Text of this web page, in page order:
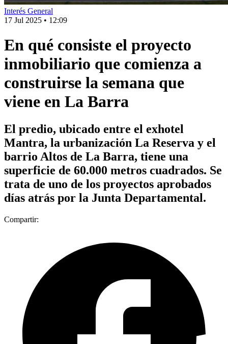
Interés General
17 Jul 2025 • 12:09
En qué consiste el proyecto
inmobiliario que comienza a
construirse la semana que
viene en La Barra
El predio, ubicado entre el exhotel
Mantra, la urbanización La Reserva y el
barrio Altos de La Barra, tiene una
superficie de 60.000 metros cuadrados. Se
trata de uno de los proyectos aprobados
días atrás por la Junta Departamental.
Compartir: